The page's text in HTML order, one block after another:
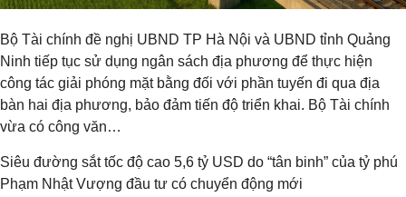
Bộ Tài chính đề nghị UBND TP Hà Nội và UBND tỉnh Quảng
Ninh tiếp tục sử dụng ngân sách địa phương để thực hiện
công tác giải phóng mặt bằng đối với phần tuyến đi qua địa
bàn hai địa phương, bảo đảm tiến độ triển khai. Bộ Tài chính
vừa có công văn…
Siêu đường sắt tốc độ cao 5,6 tỷ USD do “tân binh” của tỷ phú
Phạm Nhật Vượng đầu tư có chuyển động mới